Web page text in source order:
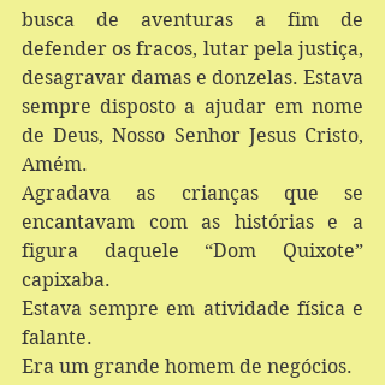
busca de aventuras a fim de
defender os fracos, lutar pela justiça,
desagravar damas e donzelas. Estava
sempre disposto a ajudar em nome
de Deus, Nosso Senhor Jesus Cristo,
Amém.
Agradava as crianças que se
encantavam com as histórias e a
figura daquele “Dom Quixote”
capixaba.
Estava sempre em atividade física e
falante.
Era um grande homem de negócios.